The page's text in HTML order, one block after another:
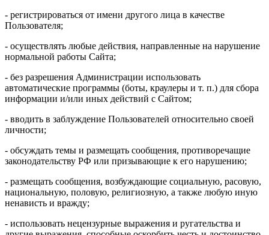
- регистрироваться от имени другого лица в качестве
Пользователя;
- осуществлять любые действия, направленные на нарушение
нормальной работы Сайта;
- без разрешения Администрации использовать
автоматические программы (боты, краулеры и т. п.) для сбора
информации и/или иных действий с Сайтом;
- вводить в заблуждение Пользователей относительно своей
личности;
- обсуждать темы и размещать сообщения, противоречащие
законодательству РФ или призывающие к его нарушению;
- размещать сообщения, возбуждающие социальную, расовую,
национальную, половую, религиозную, а также любую иную
ненависть и вражду;
- использовать нецензурные выражения и ругательства и